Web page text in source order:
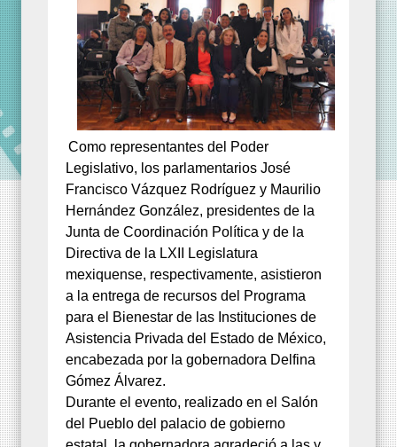
Como representantes del Poder
Legislativo, los parlamentarios José
Francisco Vázquez Rodríguez y Maurilio
Hernández González, presidentes de la
Junta de Coordinación Política y de la
Directiva de la LXII Legislatura
mexiquense, respectivamente, asistieron
a la entrega de recursos del Programa
para el Bienestar de las Instituciones de
Asistencia Privada del Estado de México,
encabezada por la gobernadora Delfina
Gómez Álvarez.
Durante el evento, realizado en el Salón
del Pueblo del palacio de gobierno